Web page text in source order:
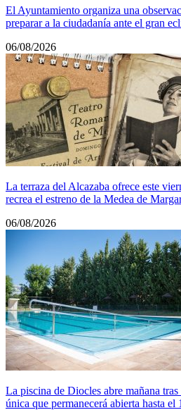
El Ayuntamiento organiza una
preparar a la ciudadanía ante el gran
06/08/2026
La terraza del Alcazaba ofrece este
recrea el estreno de la Medea de
06/08/2026
La piscina de Diocles abre mañana
única que permanecerá abierta hasta el